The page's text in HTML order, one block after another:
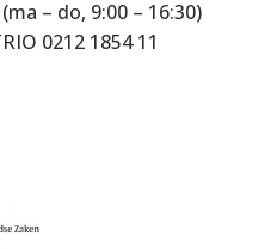
– do, 9:00 – 16:30)
0212 1854 11